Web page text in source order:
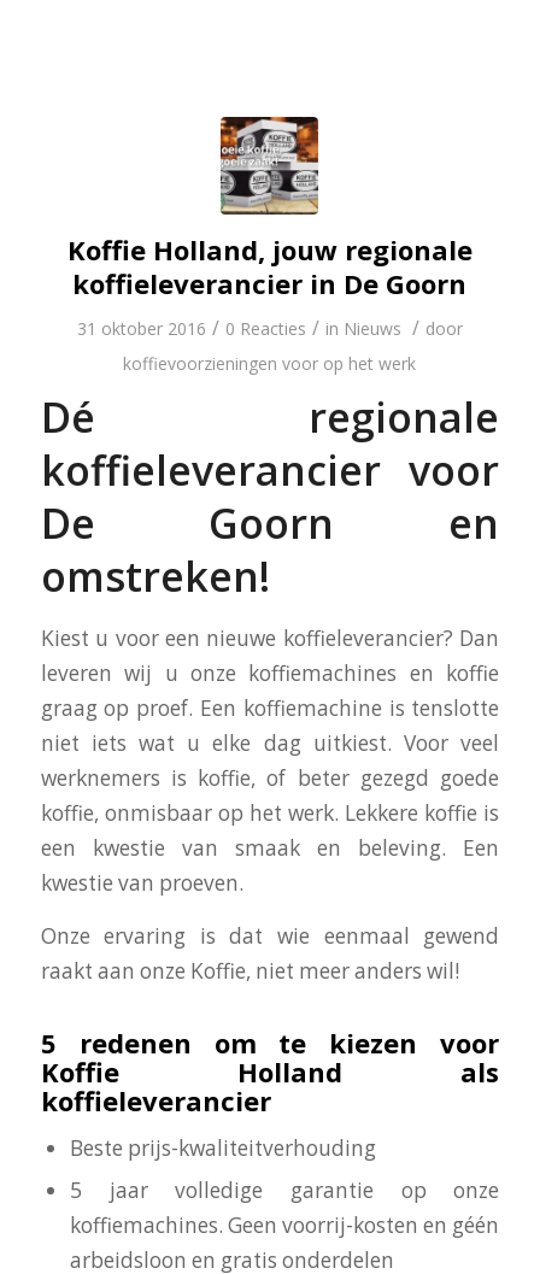
Koffie Holland, jouw regionale
koffieleverancier in De Goorn
31 oktober 2016 / 0 Reacties / in Nieuws / door
koffievoorzieningen voor op het werk
Dé regionale
koffieleverancier voor
De Goorn en
omstreken!
Kiest u voor een nieuwe koffieleverancier? Dan
leveren wij u onze koffiemachines en koffie
graag op proef. Een koffiemachine is tenslotte
niet iets wat u elke dag uitkiest. Voor veel
werknemers is koffie, of beter gezegd goede
koffie, onmisbaar op het werk. Lekkere koffie is
een kwestie van smaak en beleving. Een
kwestie van proeven.
Onze ervaring is dat wie eenmaal gewend
raakt aan onze Koffie, niet meer anders wil!
5 redenen om te kiezen voor
Koffie Holland als
koffieleverancier
Beste prijs-kwaliteitverhouding
5 jaar volledige garantie op onze
koffiemachines. Geen voorrij-kosten en géén
arbeidsloon en gratis onderdelen